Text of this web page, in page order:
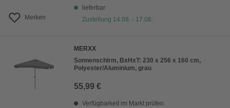
Merken
lieferbar
Zustellung 14.08. - 17.08.
MERXX
Sonnenschirm, BxHxT: 230 x 256 x 160 cm,
Polyester/Aluminium, grau
55,99 €
Verfügbarkeit im Markt prüfen